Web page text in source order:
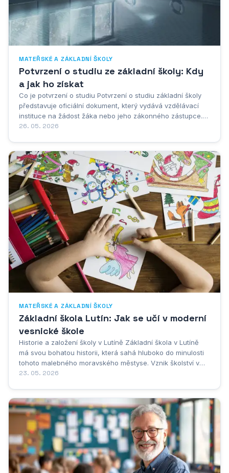
MATEŘSKÉ A ZÁKLADNÍ ŠKOLY
Potvrzení o studiu ze základní školy: Kdy
a jak ho získat
Co je potvrzení o studiu Potvrzení o studiu základní školy
představuje oficiální dokument, který vydává vzdělávací
instituce na žádost žáka nebo jeho zákonného zástupce.
Tento dokument slouží jako důkaz o tom, že konkrétní
26. 05. 2026
MATEŘSKÉ A ZÁKLADNÍ ŠKOLY
Základní škola Lutín: Jak se učí v moderní
vesnické škole
Historie a založení školy v Lutíně Základní škola v Lutíně
má svou bohatou historii, která sahá hluboko do minulosti
tohoto malebného moravského městyse. Vznik školství v
Lutíně úzce souvisí s celkovým rozvojem vzdělávání na
23. 05. 2026